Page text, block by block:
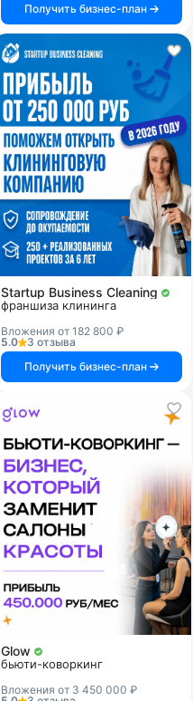
Получить бизнес-план
Startup Business Cleaning
франшиза клининга
Вложения от 182 800 ₽
5.0
3 отзыва
Получить бизнес-план
Glow
бьюти-коворкинг
Вложения от 3 450 000 ₽